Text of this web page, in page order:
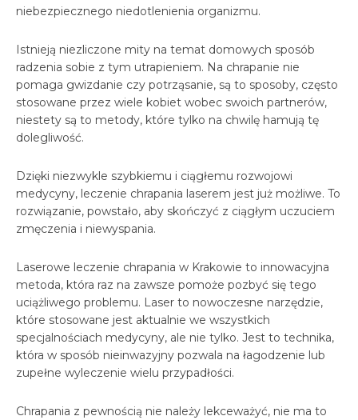
niebezpiecznego niedotlenienia organizmu.
Istnieją niezliczone mity na temat domowych sposób
radzenia sobie z tym utrapieniem. Na chrapanie nie
pomaga gwizdanie czy potrząsanie, są to sposoby, często
stosowane przez wiele kobiet wobec swoich partnerów,
niestety są to metody, które tylko na chwilę hamują tę
dolegliwość.
Dzięki niezwykle szybkiemu i ciągłemu rozwojowi
medycyny, leczenie chrapania laserem jest już możliwe. To
rozwiązanie, powstało, aby skończyć z ciągłym uczuciem
zmęczenia i niewyspania.
Laserowe leczenie chrapania w Krakowie to innowacyjna
metoda, która raz na zawsze pomoże pozbyć się tego
uciążliwego problemu. Laser to nowoczesne narzędzie,
które stosowane jest aktualnie we wszystkich
specjalnościach medycyny, ale nie tylko. Jest to technika,
która w sposób nieinwazyjny pozwala na łagodzenie lub
zupełne wyleczenie wielu przypadłości.
Chrapania z pewnością nie należy lekceważyć, nie ma to